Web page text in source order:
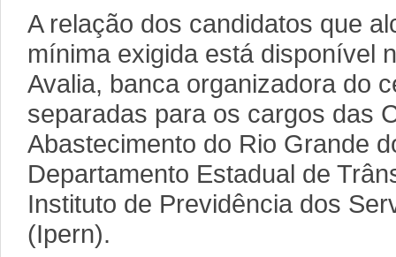
A relação dos candidatos que
mínima exigida está disponível
Avalia, banca organizadora do
separadas para os cargos das
Abastecimento do Rio Grande
Departamento Estadual de
Instituto de Previdência dos
(Ipern).